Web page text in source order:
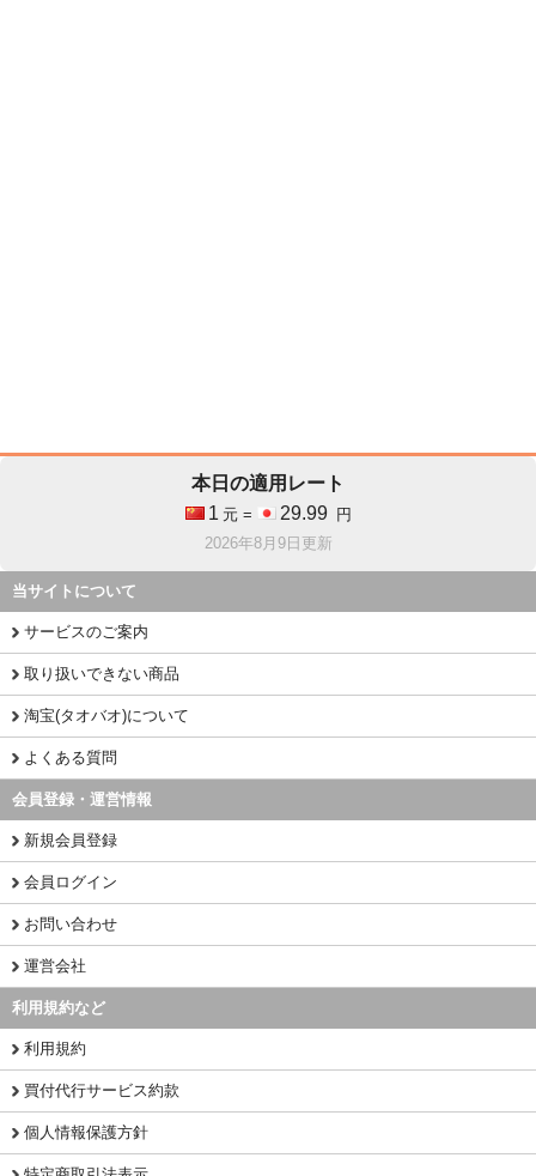
本日の適用レート
1 元 = 29.99
円
2026年8月9日更新
当サイトについて
サービスのご案内
取り扱いできない商品
淘宝(タオバオ)について
よくある質問
会員登録・運営情報
新規会員登録
会員ログイン
お問い合わせ
運営会社
利用規約など
利用規約
買付代行サービス約款
個人情報保護方針